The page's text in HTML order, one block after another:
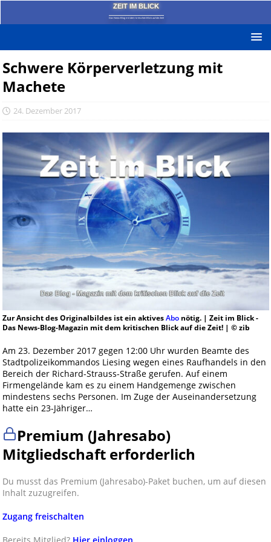
ZEIT IM BLICK
Das News-Blog mit dem kritischen Blick auf die Zeit!
Schwere Körperverletzung mit
Machete
24. Dezember 2017
Zur Ansicht des Originalbildes ist ein aktivesAbonötig. | Zeit im Blick -
Das News-Blog-Magazin mit dem kritischen Blick auf die Zeit! | © zib
Am 23. Dezember 2017 gegen 12:00 Uhr wurden Beamte des
Stadtpolizeikommandos Liesing wegen eines Raufhandels in den
Bereich der Richard-Strauss-Straße gerufen. Auf einem
Firmengelände kam es zu einem Handgemenge zwischen
mindestens sechs Personen. Im Zuge der Auseinandersetzung
hatte ein 23-Jähriger…
Premium (Jahresabo)
Mitgliedschaft erforderlich
Du musst das Premium (Jahresabo)-Paket buchen, um auf diesen
Inhalt zuzugreifen.
Zugang freischalten